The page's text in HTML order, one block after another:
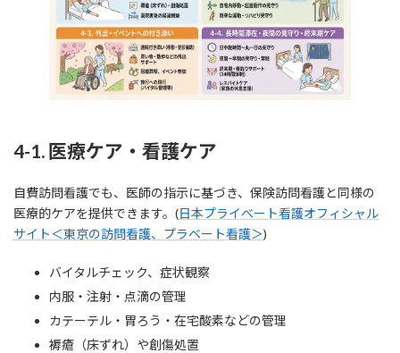
4-1. 医療ケア・看護ケア
自費訪問看護でも、医師の指示に基づき、保険訪問看護と同様の
医療的ケアを提供できます。(日本プライベート看護オフィシャル
サイト＜東京の訪問看護、プラベート看護＞)
バイタルチェック、症状観察
内服・注射・点滴の管理
カテーテル・胃ろう・在宅酸素などの管理
褥瘡（床ずれ）や創傷処置